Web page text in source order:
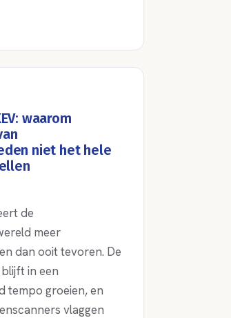
waarom
niet het hele
de
meer
dan ooit tevoren. De
in een
tempo groeien, en
vlaggen